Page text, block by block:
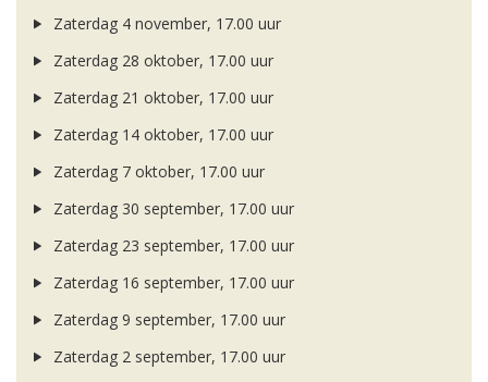
Zaterdag 4 november, 17.00 uur
Zaterdag 28 oktober, 17.00 uur
Zaterdag 21 oktober, 17.00 uur
Zaterdag 14 oktober, 17.00 uur
Zaterdag 7 oktober, 17.00 uur
Zaterdag 30 september, 17.00 uur
Zaterdag 23 september, 17.00 uur
Zaterdag 16 september, 17.00 uur
Zaterdag 9 september, 17.00 uur
Zaterdag 2 september, 17.00 uur